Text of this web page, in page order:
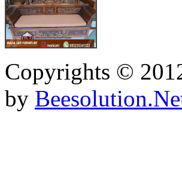
Copyrights ©
by